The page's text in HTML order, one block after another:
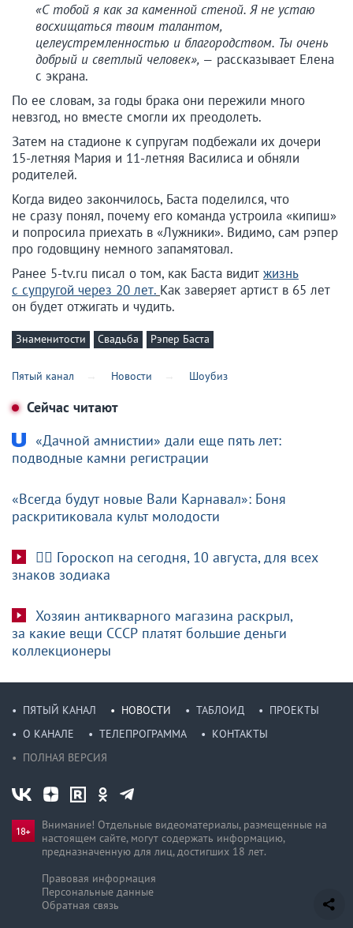
«С тобой я как за каменной стеной. Я не устаю
восхищаться твоим талантом,
целеустремленностью и благородством. Ты очень
добрый и светлый человек», — рассказывает Елена
с экрана.
По ее словам, за годы брака они пережили много
невзгод, но вместе смогли их преодолеть.
Затем на стадионе к супругам подбежали их дочери
15-летняя Мария и 11-летняя Василиса и обняли
родителей.
Когда видео закончилось, Баста поделился, что
не сразу понял, почему его команда устроила «кипиш»
и попросила приехать в «Лужники». Видимо, сам рэпер
про годовщину немного запамятовал.
Ранее 5-tv.ru писал о том, как Баста видит жизнь
с супругой через 20 лет. Как заверяет артист в 65 лет
он будет отжигать и чудить.
Знаменитости Свадьба Рэпер Баста
Пятый канал Новости Шоубиз
Сейчас читают
«Дачной амнистии» дали еще пять лет:
подводные камни регистрации
«Всегда будут новые Вали Карнавал»: Боня
раскритиковала культ молодости
🧙‍♀ Гороскоп на сегодня, 10 августа, для всех
знаков зодиака
Хозяин антикварного магазина раскрыл,
за какие вещи СССР платят большие деньги
коллекционеры
ПЯТЫЙ КАНАЛ НОВОСТИ ТАБЛОИД
ПРОЕКТЫ
О КАНАЛЕ
ТЕЛЕПРОГРАММА
КОНТАКТЫ
ПОЛНАЯ ВЕРСИЯ
Внимание! Отдельные видеоматериалы, размещенные на
настоящем сайте, могут содержать информацию,
предназначен­ную для лиц, достигших 18 лет.
Правовая информация
Персональные данные
Обратная связь